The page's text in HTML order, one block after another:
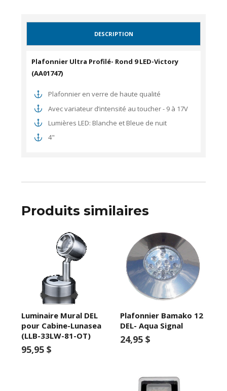
DESCRIPTION
Plafonnier Ultra Profilé- Rond 9 LED-Victory
(AA01747)
Plafonnier en verre de haute qualité
Avec variateur d’intensité au toucher - 9 à 17V
Lumières LED: Blanche et Bleue de nuit
4"
Produits similaires
Luminaire Mural DEL
pour Cabine-Lunasea
(LLB-33LW-81-OT)
95,95 $
Plafonnier Bamako 12
DEL- Aqua Signal
24,95 $